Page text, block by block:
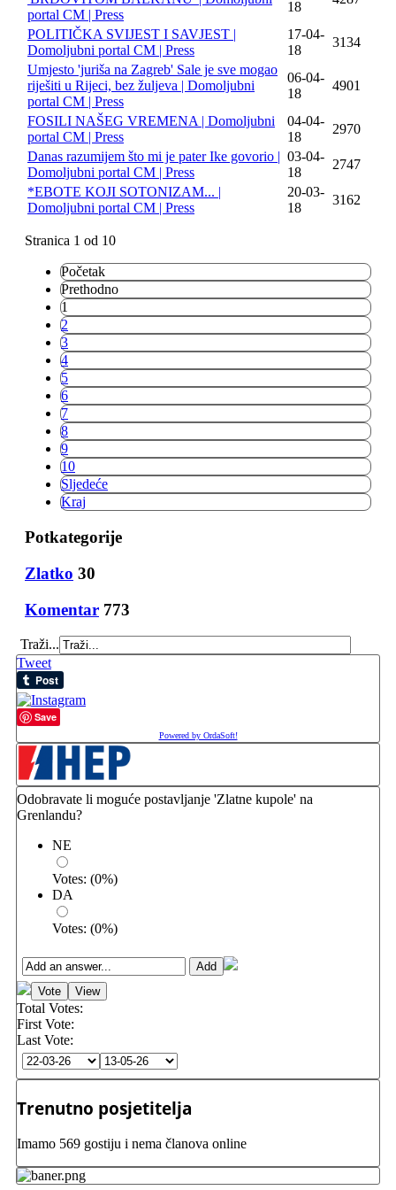
portal CM | Press
18
POLITIČKA SVIJEST I SAVJEST |
Domoljubni portal CM | Press
17-04-
18
3134
Umjesto 'juriša na Zagreb' Sale je sve mogao
riješiti u Rijeci, bez žuljeva | Domoljubni
portal CM | Press
06-04-
18
4901
FOSILI NAŠEG VREMENA | Domoljubni
portal CM | Press
04-04-
18
2970
Danas razumijem što mi je pater Ike govorio |
Domoljubni portal CM | Press
03-04-
18
2747
*EBOTE KOJI SOTONIZAM... |
Domoljubni portal CM | Press
20-03-
18
3162
Stranica 1 od 10
Početak
Prethodno
1
2
3
4
5
6
7
8
9
10
Sljedeće
Kraj
Potkategorije
Zlatko 30
Komentar 773
Traži...
Tweet
Save
Powered by OrdaSoft!
Odobravate li moguće postavljanje 'Zlatne kupole' na
Grenlandu?
NE
Votes: (0%)
DA
Votes: (0%)
Total Votes:
First Vote:
Last Vote:
Trenutno posjetitelja
Imamo 569 gostiju i nema članova online